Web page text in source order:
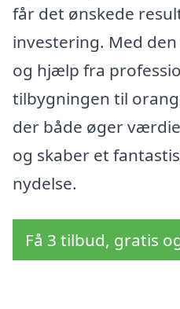
får det ønskede
investering. Med
og hjælp fra
tilbygningen til
der både øger
og skaber et
nydelse.
Få 3 tilbud, gratis